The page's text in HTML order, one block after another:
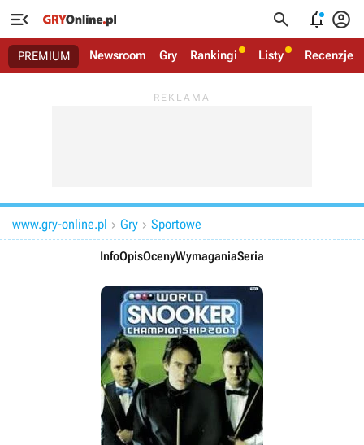
   
PREMIUM Newsroom Gry Rankingi Listy Recenzje
www.gry-online.pl  Gry  Sportowe
InfoOpisOcenyWymaganiaSeria